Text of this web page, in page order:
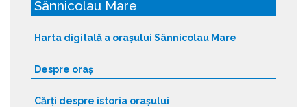
Sânnicolau Mare
Harta digitală a orașului Sânnicolau Mare
Despre oraș
Cărți despre istoria orașului